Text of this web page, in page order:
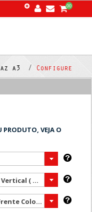
00
a3 / Configure
PRODUTO, VEJA O
A3 (297 x 420mm) Vertical ( Mais vendido )
4 x 0 - Somente Frente Color ( Mais vendido )